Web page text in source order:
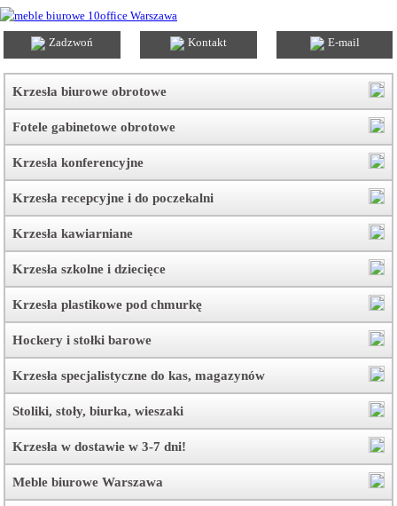
Zadzwoń Kontakt E-mail
Krzesła biurowe obrotowe
Fotele gabinetowe obrotowe
Krzesła konferencyjne
Krzesła recepcyjne i do poczekalni
Krzesła kawiarniane
Krzesła szkolne i dziecięce
Krzesła plastikowe pod chmurkę
Hockery i stołki barowe
Krzesła specjalistyczne do kas, magazynów
Stoliki, stoły, biurka, wieszaki
Krzesła w dostawie w 3-7 dni!
Meble biurowe Warszawa